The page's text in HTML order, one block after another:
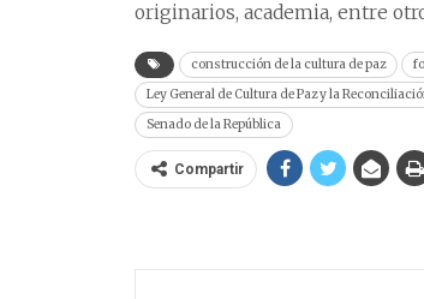
originarios, academia, entre
construcción de la cultura de paz
Ley General de Cultura de Paz y la
Senado de la República
Compartir